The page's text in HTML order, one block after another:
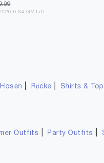
6:34 GMT+0
Hosen Röcke Shirts &
Outfits Party Outfits